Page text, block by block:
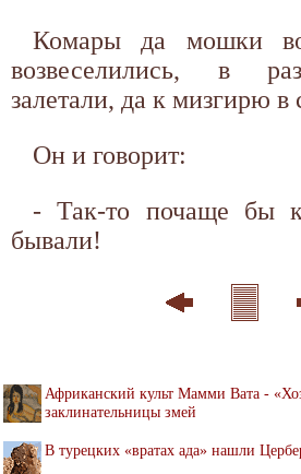
Комары да мошки
возвеселились, в
залетали, да к мизгирю в
Он и говорит:
- Так-то почаще бы
бывали!
Африканский культ Мамми Вата -
заклинательницы змей
В турецких «вратах ада» нашли